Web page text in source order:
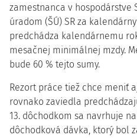
zamestnanca v hospodárstve
úradom (ŠÚ) SR za
predchádza kalendárnemu
mesačnej minimálnej mzdy.
bude 60 % tejto sumy.
Rezort práce tiež chce meniť
rovnako zaviedla
13. dôchodkom sa navrhuje
dôchodková dávka, ktorý bol